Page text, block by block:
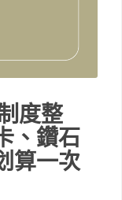
度整
、鑽石
算一次